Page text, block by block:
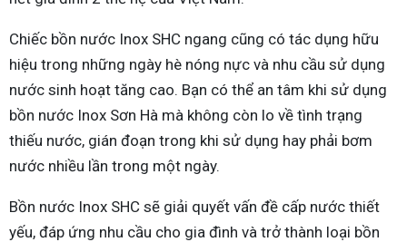
Chiếc bồn nước Inox SHC ngang cũng có tác dụng hữu
hiệu trong những ngày hè nóng nực và nhu cầu sử dụng
nước sinh hoạt tăng cao. Bạn có thể an tâm khi sử dụng
bồn nước Inox Sơn Hà mà không còn lo về tình trạng
thiếu nước, gián đoạn trong khi sử dụng hay phải bơm
nước nhiều lần trong một ngày.
Bồn nước Inox SHC sẽ giải quyết vấn đề cấp nước thiết
yếu, đáp ứng nhu cầu cho gia đình và trở thành loại bồn